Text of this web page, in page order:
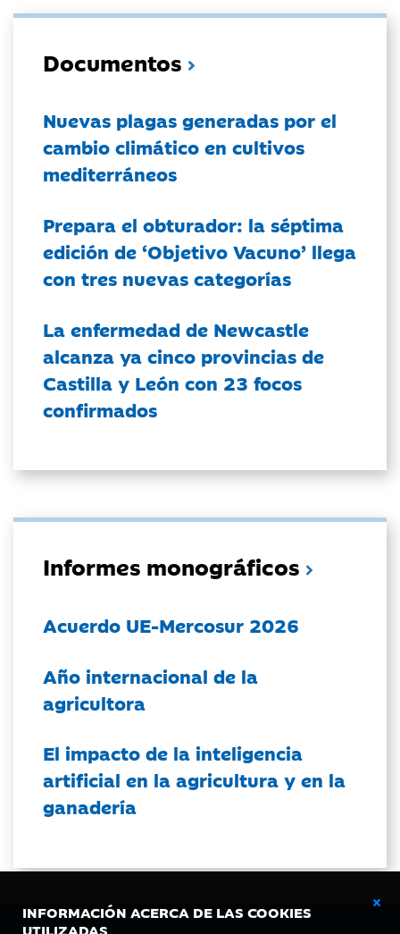
INFORMACIÓN ACERCA DE LAS COOKIES
UTILIZADAS
Documentos
Nuevas plagas generadas por el
cambio climático en cultivos
mediterráneos
Prepara el obturador: la séptima
edición de ‘Objetivo Vacuno’ llega
con tres nuevas categorías
La enfermedad de Newcastle
alcanza ya cinco provincias de
Castilla y León con 23 focos
confirmados
Informes monográficos
Acuerdo UE-Mercosur 2026
Año internacional de la
agricultora
El impacto de la inteligencia
artificial en la agricultura y en la
ganadería